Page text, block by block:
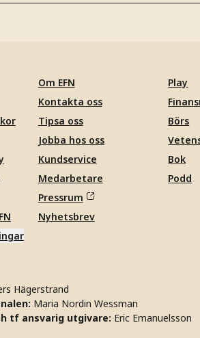
Om EFN
Kontakta oss
Tipsa oss
Jobba hos oss
Kundservice
Medarbetare
Pressrum
Nyhetsbrev
Play
Börs
Bok
Podd
Hägerstrand
Maria Nordin Wessman
tf ansvarig utgivare: Eric Emanuelsson